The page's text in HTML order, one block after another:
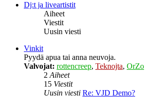
Dj:t ja liveartistit
Aiheet
Viestit
Uusin viesti
Vinkit
Pyydä apua tai anna neuvoja.
Valvojat: rottencreep, Teknojta, OrZo
2Aiheet
15 Viestit
Uusin viesti Re: VJD Demo?